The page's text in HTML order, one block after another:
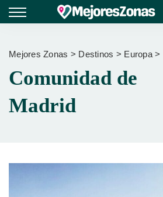
Mejores Zonas > Destinos > Europa>
Comunidad de
Madrid